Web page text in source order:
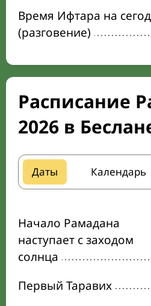
Время Ифтара на
(разговение)
Расписание
2026 в
Даты Календарь
Начало Рамадана
наступает с заходом
солнца
Первый Таравих